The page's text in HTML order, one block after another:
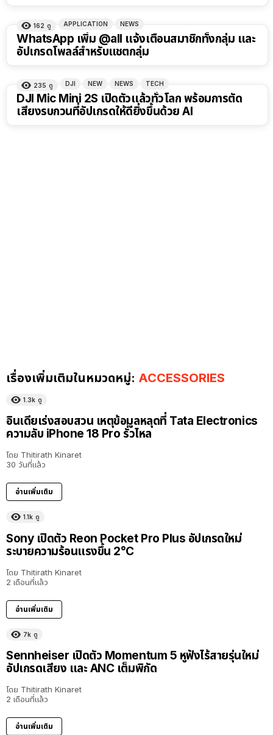
162 ดู APPLICATION NEWS
WhatsApp เพิ่ม @all แจ้งเตือนสมาชิกทั้งกลุ่ม และ
อัปเกรดโพลล์สำหรับแชตกลุ่ม
235 ดู DJI NEW NEWS TECH
DJI Mic Mini 2S เปิดตัวแล้วทั่วโลก พร้อมการตัด
เสียงรบกวนที่อัปเกรดให้ดียิ่งขึ้นด้วย AI
เรื่องเพิ่มเติมในหมวดหมู่: ACCESSORIES
1.3k ดู
อินเดียเร่งสอบสวน เหตุข้อมูลหลุดที่ Tata Electronics
ความลับ iPhone 18 Pro รั่วไหล
โดย Thitirath Kinaret
30 วันที่แล้ว
อ่านเพิ่มเติม
1.1k ดู
Sony เปิดตัว Reon Pocket Pro Plus อัปเกรดใหม่
ระบายความร้อนแรงขึ้น 2°C
โดย Thitirath Kinaret
2 เดือนที่แล้ว
อ่านเพิ่มเติม
7k ดู
Sennheiser เปิดตัว Momentum 5 หูฟังไร้สายรุ่นใหม่
อัปเกรดเสียง และ ANC เต็มพิกัด
โดย Thitirath Kinaret
2 เดือนที่แล้ว
อ่านเพิ่มเติม